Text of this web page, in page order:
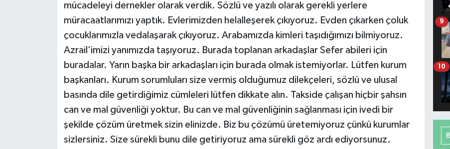
mücadeleyi dernekler olarak verdik. Sözlü ve yazılı olarak gerekli yerlere
müracaatlarımızı yaptık. Evlerimizden helalleşerek çıkıyoruz. Evden çıkarken çoluk
çocuklarımızla vedalaşarak çıkıyoruz. Arabamızda kimleri taşıdığımızı bilmiyoruz.
Azrail’imizi yanımızda taşıyoruz. Burada toplanan arkadaşlar Sefer abileri için
buradalar. Yarın başka bir arkadaşları için burada olmak istemiyorlar. Lütfen kurum
başkanları. Kurum sorumluları size vermiş olduğumuz dilekçeleri, sözlü ve ulusal
basında dile getirdiğimiz cümleleri lütfen dikkate alın. Takside çalışan hiçbir şahsın
can ve mal güvenliği yoktur. Bu can ve mal güvenliğinin sağlanması için ivedi bir
şekilde çözüm üretmek sizin elinizde. Biz bu çözümü üretemiyoruz çünkü kurumlar
sizlersiniz. Size sürekli bunu dile getiriyoruz ama sürekli göz ardı ediyorsunuz.
9
10